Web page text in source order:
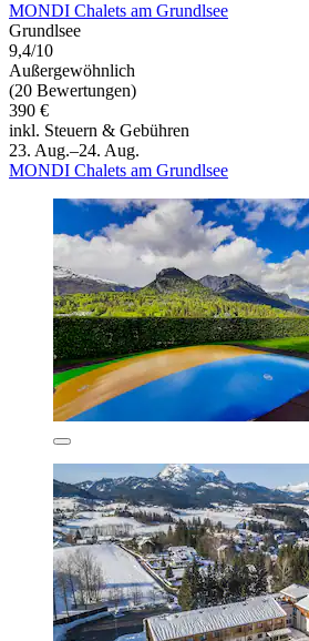
MONDI Chalets am Grundlsee
Grundlsee
9,4/10
Außergewöhnlich
(20 Bewertungen)
390 €
inkl. Steuern & Gebühren
23. Aug.–24. Aug.
MONDI Chalets am Grundlsee